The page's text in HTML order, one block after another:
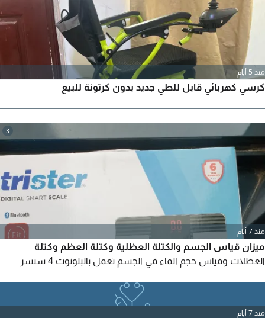
منذ 5 أيام
كرسي كهربائي قابل للطي جديد بدون كرتونة للبيع
3
منذ 7 أيام
ميزان قياس الجسم والكتلة العظلية وكتلة العظم وكتلة
العظلات وقياس حجم الماء في الجسم تعمل بالبلوتوث 4 سنسر
منذ 7 أيام